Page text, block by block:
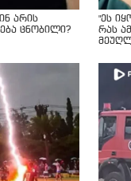
არის
ცნობილი?
"ეს
რას